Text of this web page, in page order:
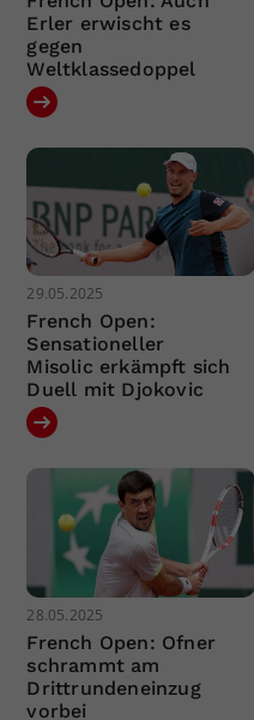
Erler erwischt es
gegen
Weltklassedoppel
29.05.2025
French Open:
Sensationeller
Misolic erkämpft sich
Duell mit Djokovic
28.05.2025
French Open: Ofner
schrammt am
Drittrundeneinzug
vorbei